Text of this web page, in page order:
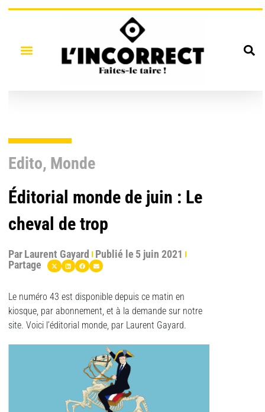
Edito, Monde
Éditorial monde de juin : Le
cheval de trop
ParLaurent Gayard Publié le 5 juin 2021
Partage
Le numéro 43 est disponible depuis ce matin en
kiosque, par abonnement, et à la demande sur notre
site. Voici l’éditorial monde, par Laurent Gayard.